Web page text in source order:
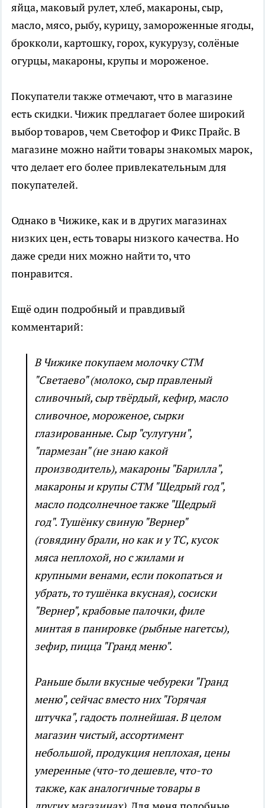
яйца, маковый рулет, хлеб, макароны, сыр,
масло, мясо, рыбу, курицу, замороженные ягоды,
брокколи, картошку, горох, кукурузу, солёные
огурцы, макароны, крупы и мороженое.
Покупатели также отмечают, что в магазине
есть скидки. Чижик предлагает более широкий
выбор товаров, чем Светофор и Фикс Прайс. В
магазине можно найти товары знакомых марок,
что делает его более привлекательным для
покупателей.
Однако в Чижике, как и в других магазинах
низких цен, есть товары низкого качества. Но
даже среди них можно найти то, что
понравится.
Ещё один подробный и правдивый
комментарий:
В Чижике покупаем молочку СТМ
"Светаево" (молоко, сыр правленый
сливочный, сыр твёрдый, кефир, масло
сливочное, мороженое, сырки
глазированные. Сыр "сулугуни",
"пармезан" (не знаю какой
производитель), макароны "Барилла",
макароны и крупы СТМ "Щедрый год",
масло подсолнечное также "Щедрый
год". Тушёнку свиную "Вернер"
(говядину брали, но как и у ТС, кусок
мяса неплохой, но с жилами и
крупными венами, если покопаться и
убрать, то тушёнка вкусная), сосиски
"Вернер", крабовые палочки, филе
минтая в панировке (рыбные нагетсы),
зефир, пицца "Гранд меню".
Раньше были вкусные чебуреки "Гранд
меню", сейчас вместо них "Горячая
штучка", гадость полнейшая. В целом
магазин чистый, ассортимент
небольшой, продукция неплохая, цены
умеренные (что-то дешевле, что-то
также, как аналогичные товары в